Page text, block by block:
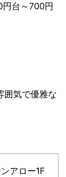
台～700円
囲気で優雅な
アロー1F